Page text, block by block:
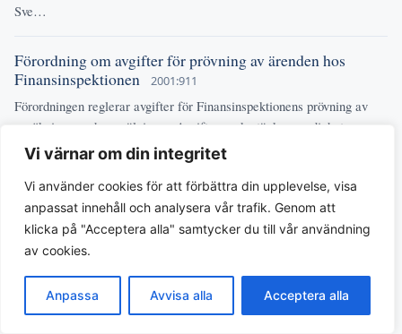
Vi värnar om din integritet
Vi använder cookies för att förbättra din upplevelse, visa
anpassat innehåll och analysera vår trafik. Genom att
klicka på "Acceptera alla" samtycker du till vår användning
av cookies.
Anpassa Avvisa alla Acceptera alla
Sve…
Förordning om avgifter för prövning av ärenden hos
Finansinspektionen
2001:911
Förordningen reglerar avgifter för Finansinspektionens prövning av
ansökningar och anmälningar. Avgifterna ska täcka myndighetens
kostnader för handläggningen inom dess ansvarsområde. Vilka
ärenden som är avgiftsbelagda framgår av en bilaga till förordningen.
Lag om kommunalekonomisk utjämning 2004:773
Lagen reglerar det ekonomiska utjämningssystemet för landets
skatteintäkter och strukturella behov. Systemet omfattar inkomstutj…